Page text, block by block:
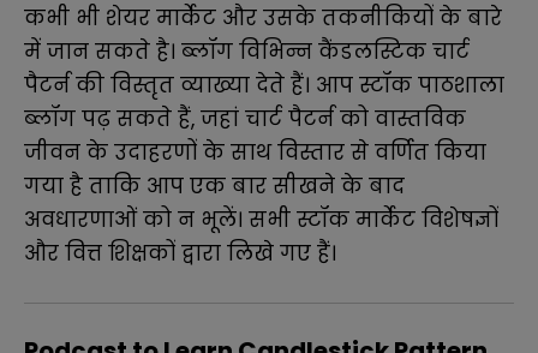
कभी भी शेयर मार्केट और उसके तकनीकियों के बारे
में जान सकते है। ब्लॉग विभिन्न कैंडलस्टिक चार्ट
पैटर्न की विस्तृत व्याख्या देते हैं। आप स्टॉक पाठशाला
ब्लॉग पढ़ सकते हैं, जहां चार्ट पैटर्न को वास्तविक
जीवन के उदाहरणों के साथ विस्तार से वर्णित किया
गया है ताकि आप एक बार सीखने के बाद
अवधारणाओं को न भूलें। सभी स्टॉक मार्केट विशेषज्ञों
और वित्त शिक्षकों द्वारा लिखे गए हैं।